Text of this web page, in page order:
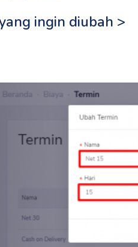
ingin diubah >